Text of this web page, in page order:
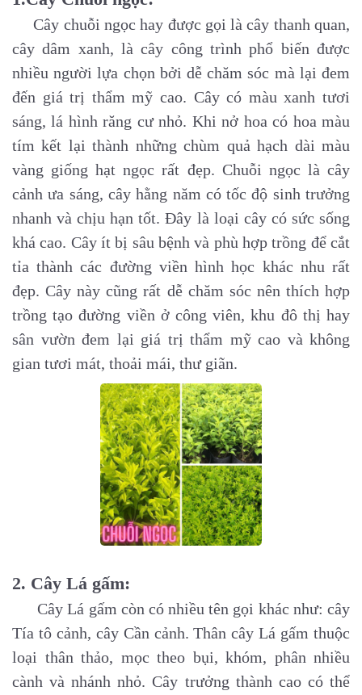
Cây chuỗi ngọc hay được gọi là cây thanh quan,
cây dâm xanh, là cây công trình phổ biến được
nhiều người lựa chọn bởi dễ chăm sóc mà lại đem
đến giá trị thẩm mỹ cao. Cây có màu xanh tươi
sáng, lá hình răng cư nhỏ. Khi nở hoa có hoa màu
tím kết lại thành những chùm quả hạch dài màu
vàng giống hạt ngọc rất đẹp. Chuỗi ngọc là cây
cảnh ưa sáng, cây hằng năm có tốc độ sinh trưởng
nhanh và chịu hạn tốt. Đây là loại cây có sức sống
khá cao. Cây ít bị sâu bệnh và phù hợp trồng để cắt
tỉa thành các đường viền hình học khác nhu rất
đẹp. Cây này cũng rất dễ chăm sóc nên thích hợp
trồng tạo đường viền ở công viên, khu đô thị hay
sân vườn đem lại giá trị thẩm mỹ cao và không
gian tươi mát, thoải mái, thư giãn.
2. Cây Lá gấm:
Cây Lá gấm còn có nhiều tên gọi khác như: cây
Tía tô cảnh, cây Cần cảnh. Thân cây Lá gấm thuộc
loại thân thảo, mọc theo bụi, khóm, phân nhiều
cành và nhánh nhỏ. Cây trưởng thành cao có thể